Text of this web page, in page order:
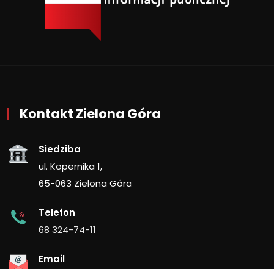
Kontakt Zielona Góra
Siedziba
ul. Kopernika 1,
65-063 Zielona Góra
Telefon
68 324-74-11
Email